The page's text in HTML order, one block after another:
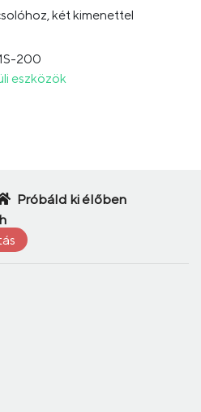
két kimenettel
200
eszközök
Próbáld ki élőben